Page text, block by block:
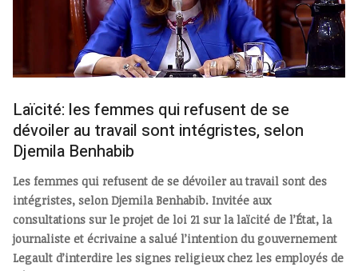
Laïcité: les femmes qui refusent de se
dévoiler au travail sont intégristes, selon
Djemila Benhabib
Les femmes qui refusent de se dévoiler au travail sont des
intégristes, selon Djemila Benhabib. Invitée aux
consultations sur le projet de loi 21 sur la laïcité de l’État, la
journaliste et écrivaine a salué l’intention du gouvernement
Legault d’interdire les signes religieux chez les employés de